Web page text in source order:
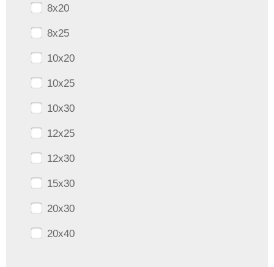
8x20
8x25
10x20
10x25
10x30
12x25
12x30
15x30
20x30
20x40